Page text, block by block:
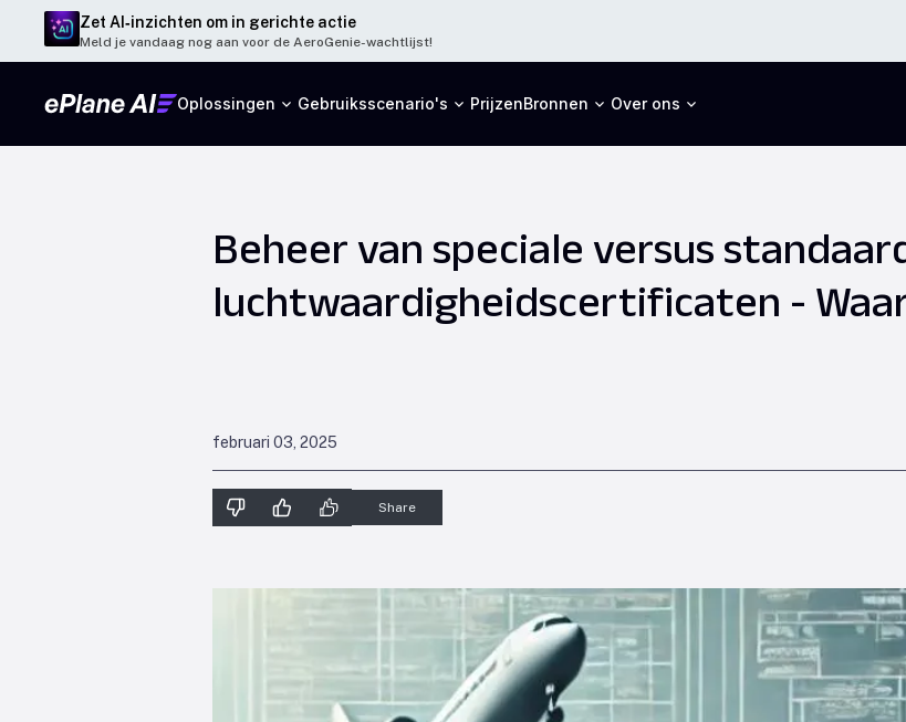
Zet AI‑inzichten om in gerichte actie
Meld je vandaag nog aan voor de AeroGenie-wachtlijst!
Oplossingen Gebruiksscenario's PrijzenBronnen Over ons
Beheer van speciale versus
luchtwaardigheidscertificaten -
februari 03, 2025
Share